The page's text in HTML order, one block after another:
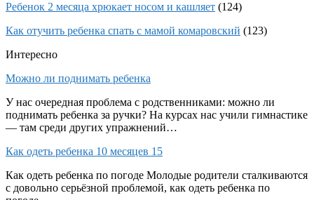
Ребенок 2 месяца хрюкает носом и кашляет (124)
Как отучить ребенка спать с мамой комаровский (123)
Интересно
Можно ли поднимать ребенка
У нас очередная проблема с родственниками: можно ли
поднимать ребенка за ручки? На курсах нас учили гимнастике
— там среди других упражнений…
Как одеть ребенка 10 месяцев 15
Как одеть ребенка по погоде Молодые родители сталкиваются
с довольно серьёзной проблемой, как одеть ребенка по